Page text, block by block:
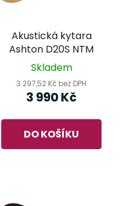
Akustická kytara
Ashton D20S NTM
Skladem
3 297,52 Kč bez DPH
3 990 Kč
DO KOŠÍKU